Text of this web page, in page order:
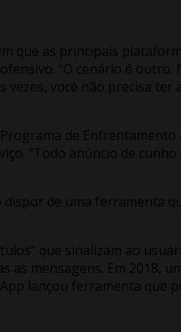
que as principais
“O cenário é
você não precisa
de
“Todo anúncio de
de uma ferramenta
que sinalizam ao
mensagens. Em 2018,
lançou ferramenta